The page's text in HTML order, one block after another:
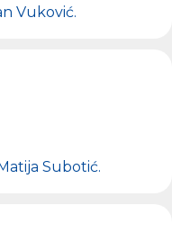
Vuković.
Subotić.